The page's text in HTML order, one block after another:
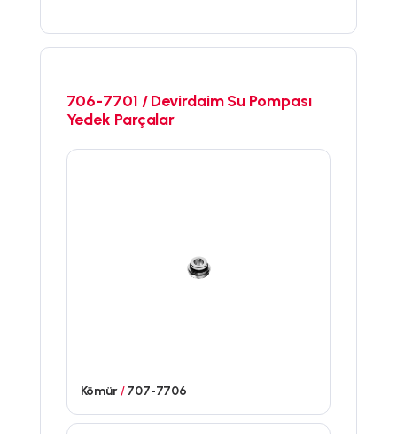
706-7701 / Devirdaim Su Pompası
Yedek Parçalar
Kömür/707-7706